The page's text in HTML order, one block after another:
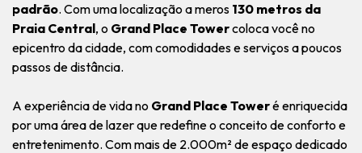
padrão. Com uma localização a meros 130 metros da
Praia Central, o Grand Place Towercoloca você no
epicentro da cidade, com comodidades e serviços a poucos
passos de distância.
A experiência de vida no Grand Place Toweré enriquecida
por uma área de lazer que redefine o conceito de conforto e
entretenimento. Com mais de 2.000m² de espaço dedicado